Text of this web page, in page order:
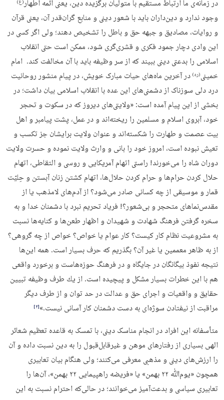
در زمانه‌ی ما ارتباط مستقیم با متولیان برگزیده دین، یعنی ائمه اطهار(ع)
وجود ندارد و دین‌داران باید با شعور دینی و منابع گران‌قدر آن، یعنی قرآن
و روایات، مصادیق و جبهه حق و باطل را تشخیص دهند؛ ولی اگر کسی در
این وادی دچار جمود فکری و قشری‌گری شود، ممکن است حتی انقلاب
اسلامی را بدعتی دینی ببیند که از سر وظیفه باید با آن مخالفت کند. امام
خمینی(ره) در آخرین‌ ماه‌های حیات مبارک خویش، در پیام منشور روحانیت
درد دلی سوزناک از دشمنی‌های این عده با انقلاب اسلامی بیان داشت؛ در
بخشی از این پیام آمده است: «ولايتى‌هاى ديروز كه در سكوت و تحجر
خود، آبروى اسلام و مسلمين را ريخته‌‏اند و در عمل، پشت پيامبر و اهل
بيت عصمت و طهارت را شكسته‌‏اند و عنوان ولايت برايشان جز تكسب و
تعيش نبوده است، امروز خود را بانى و وارث ولايت نموده و حسرت ولايت
دوران شاه را مى‌‏خورند! راستى اتهام آمريكايى و روسى و التقاطى، اتهام
حلال كردن حرام‌ها و حرام كردن حلال‌ها، اتهام كشتن زنان آبستن و حِليّت
قمار و موسيقى از چه كسانى صادر مى‌‏شود؟ از آدم‌هاى لامذهب يا از
مقدس‏‌نماهاى متحجر و بی‌شعور؟! فرياد تحريم نبرد با دشمنان خدا و به
سخره گرفتن فرهنگ شهادت و شهيدان و اظهار طعن‌ها و كنايه‌‏ها نسبت
به مشروعيت نظام كار كيست؟ كار عوام يا خواص؟ خواص از چه گروهى؟
از به ظاهر معممين يا غير آن؟ بگذريم كه حرف بسيار است. همه اين‌ها
نتيجه نفوذ بيگانگان در جايگاه و در فرهنگ حوزه‏‌هاست و برخورد واقعى
هم با اين خطرات بسيار مشكل و پيچيده است. از يك طرف وظيفه تبيين
حقايق و واقعيات و اجراى حق و عدالت در حد توان و از طرف ديگر
مراقبت از نيفتادن سوژه‌‏اى به دست دشمنان كار آسانى نيست.»‏[۲]‎
متأسفانه این افراد در انجام مناسک دینی، با تمسک به قاعده تعظیم شعائر
الهی بسیاری از رفتارهای موهن و غیرقابل‌قبول را به دین نسبت داده و آن
را ارزش‌های دینی و مذهبی معرفی می‌کنند؛ ولی هنگام بیان تعابیری
همچون «یوم‌ﷲ ۲۲ بهمن» یا «فریضه راهپیمایی ۲۲ بهمن»، آن‌ها را
تعابیری سیاسی و بدعت‌آمیز می‌خوانند؛ در حالی‌که احترام نسبت به این